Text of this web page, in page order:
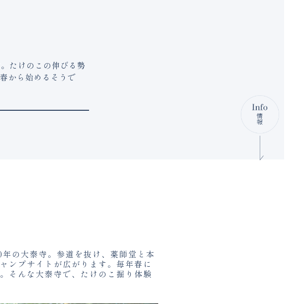
たけのこの伸びる勢
から始めるそうで
の大泰寺。参道を抜け、薬師堂と本
ンプサイトが広がります。毎年春に
そんな大泰寺で、たけのこ掘り体験